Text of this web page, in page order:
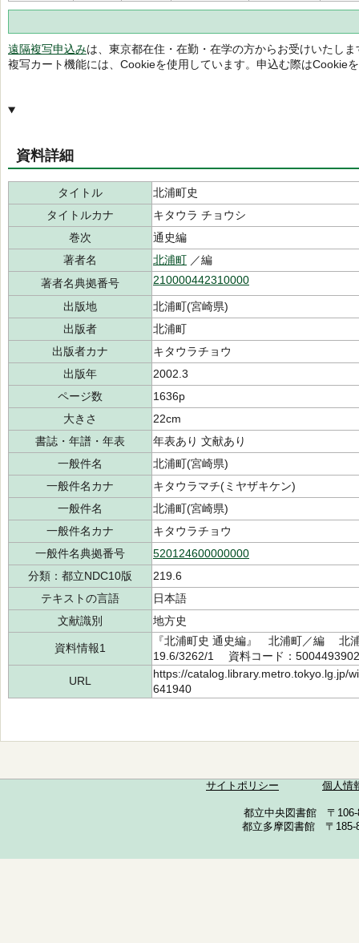
遠隔複写申込みは、東京都在住・在勤・在学の方からお受けいたしま
複写カート機能には、Cookieを使用しています。申込む際はCookie
資料詳細
タイトル
北浦町史
タイトルカナ
キタウラ チョウシ
巻次
通史編
著者名
北浦町 ／編
著者名典拠番号
210000442310000
出版地
北浦町(宮崎県)
出版者
北浦町
出版者カナ
キタウラチョウ
出版年
2002.3
ページ数
1636p
大きさ
22cm
書誌・年譜・年表
年表あり 文献あり
一般件名
北浦町(宮崎県)
一般件名カナ
キタウラマチ(ミヤザキケン)
一般件名
北浦町(宮崎県)
一般件名カナ
キタウラチョウ
一般件名典拠番号
520124600000000
分類：都立NDC10版
219.6
テキストの言語
日本語
文献識別
地方史
資料情報1
『北浦町史 通史編』 北浦町／編
19.6/3262/1 資料コード：
URL
https://catalog.library.metro.tokyo.lg.jp/
641940
サイトポリシー 個人情
都立中央図書館 〒
都立多摩図書館 〒185-